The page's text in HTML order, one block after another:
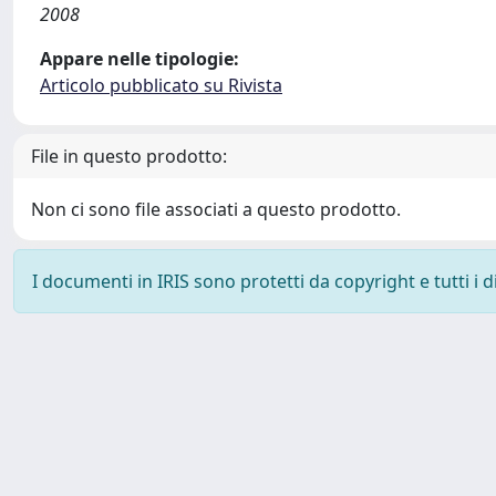
2008
Appare nelle tipologie:
Articolo pubblicato su Rivista
File in questo prodotto:
Non ci sono file associati a questo prodotto.
I documenti in IRIS sono protetti da copyright e tutti i